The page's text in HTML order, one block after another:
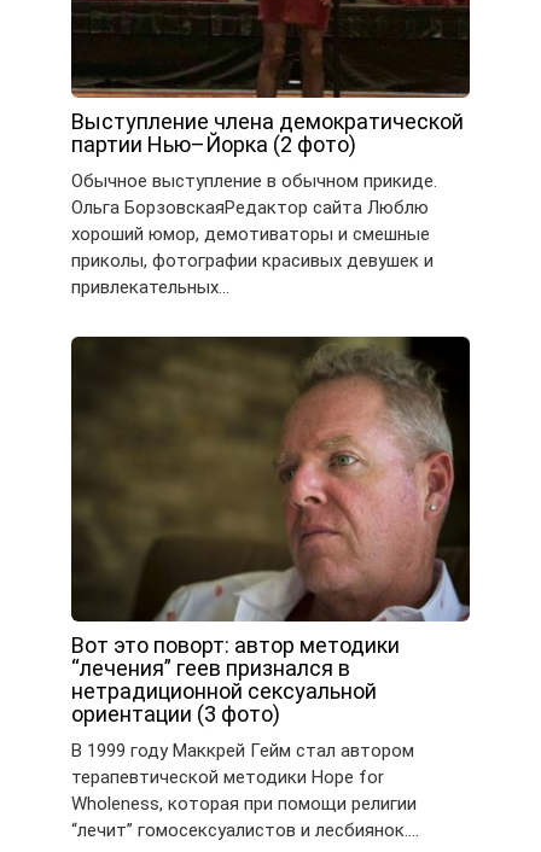
Выступление члена демократической
партии Нью–Йорка (2 фото)
Обычное выступление в обычном прикиде.
Ольга БорзовскаяРедактор сайта Люблю
хороший юмор, демотиваторы и смешные
приколы, фотографии красивых девушек и
привлекательных…
Вот это поворт: автор методики
“лечения” геев признался в
нетрадиционной сексуальной
ориентации (3 фото)
В 1999 году Маккрей Гейм стал автором
терапевтической методики Hope for
Wholeness, которая при помощи религии
“лечит” гомосексуалистов и лесбиянок….